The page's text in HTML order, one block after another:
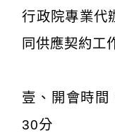
行政院專業代
同供應契約工
壹、開會時
30分